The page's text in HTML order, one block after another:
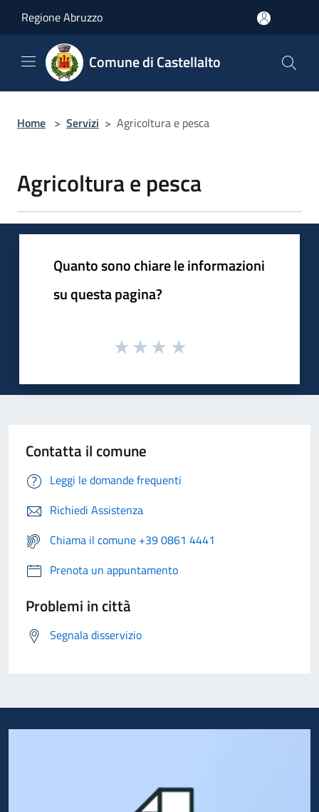
Regione Abruzzo
Comune di Castellalto
Home > Servizi > Agricoltura e pesca
Agricoltura e pesca
Quanto sono chiare le informazioni
su questa pagina?
Contatta il comune
Leggi le domande frequenti
Richiedi Assistenza
Chiama il comune +39 0861 4441
Prenota un appuntamento
Problemi in città
Segnala disservizio